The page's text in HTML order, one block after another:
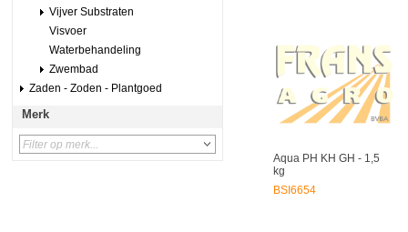
Vijver Substraten
Visvoer
Waterbehandeling
Zwembad
Zaden - Zoden - Plantgoed
Merk
Aqua PH KH GH - 1,5
kg
BSI6654